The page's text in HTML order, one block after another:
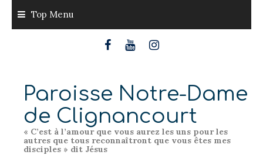
content
Top Menu
Paroisse Notre-Dame
de Clignancourt
« C’est à l’amour que vous aurez les uns pour les
autres que tous reconnaîtront que vous êtes mes
disciples » dit Jésus